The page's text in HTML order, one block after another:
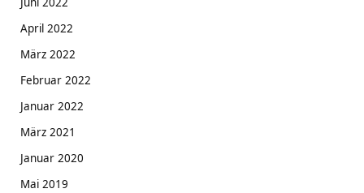
April 2022
März 2022
Februar 2022
Januar 2022
März 2021
Januar 2020
Mai 2019